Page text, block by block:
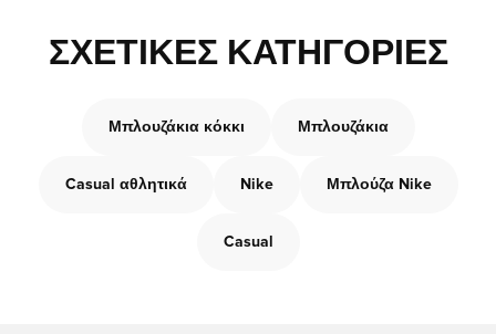
ΣΧΕΤΙΚΈΣ ΚΑΤΗΓΟΡΊΕΣ
Μπλουζάκια κόκκι Μπλουζάκια
Casual αθλητικά Nike Μπλούζα Nike
Casual